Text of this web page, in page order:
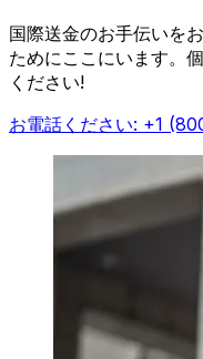
国際送金のお手伝いを
ためにここにいます。
ください!
お電話ください: +1